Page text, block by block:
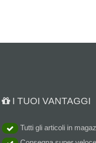
I TUOI VANTAGGI
Tutti gli articoli in